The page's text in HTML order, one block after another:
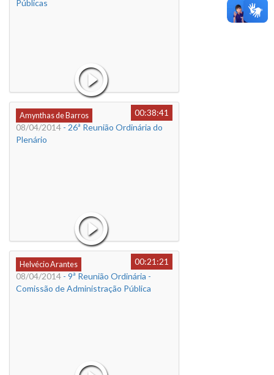
Públicas
Amynthas de Barros
00:38:41
08/04/2014 - 26ª Reunião Ordinária do
Plenário
Helvécio Arantes
00:21:21
08/04/2014 - 9ª Reunião Ordinária -
Comissão de Administração Pública